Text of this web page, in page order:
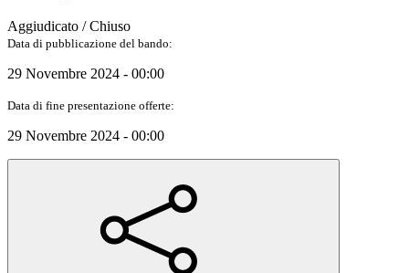
Aggiudicato / Chiuso
Data di pubblicazione del bando:
29 Novembre 2024 - 00:00
Data di fine presentazione offerte:
29 Novembre 2024 - 00:00